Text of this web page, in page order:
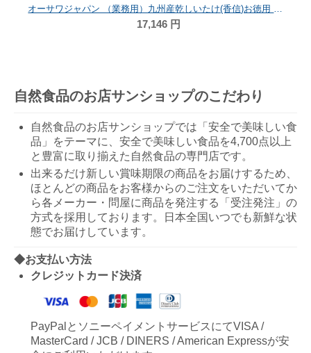
17,146 円
自然食品のお店サンショップのこだわり
自然食品のお店サンショップでは「安全で美味しい食
品」をテーマに、安全で美味しい食品を4,700点以上
と豊富に取り揃えた自然食品の専門店です。
出来るだけ新しい賞味期限の商品をお届けするため、
ほとんどの商品をお客様からのご注文をいただいてか
ら各メーカー・問屋に商品を発注する「受注発注」の
方式を採用しております。日本全国いつでも新鮮な状
態でお届けしています。
◆お支払い方法
クレジットカード決済
PayPalとソニーペイメントサービスにてVISA /
MasterCard / JCB / DINERS / American Expressが安